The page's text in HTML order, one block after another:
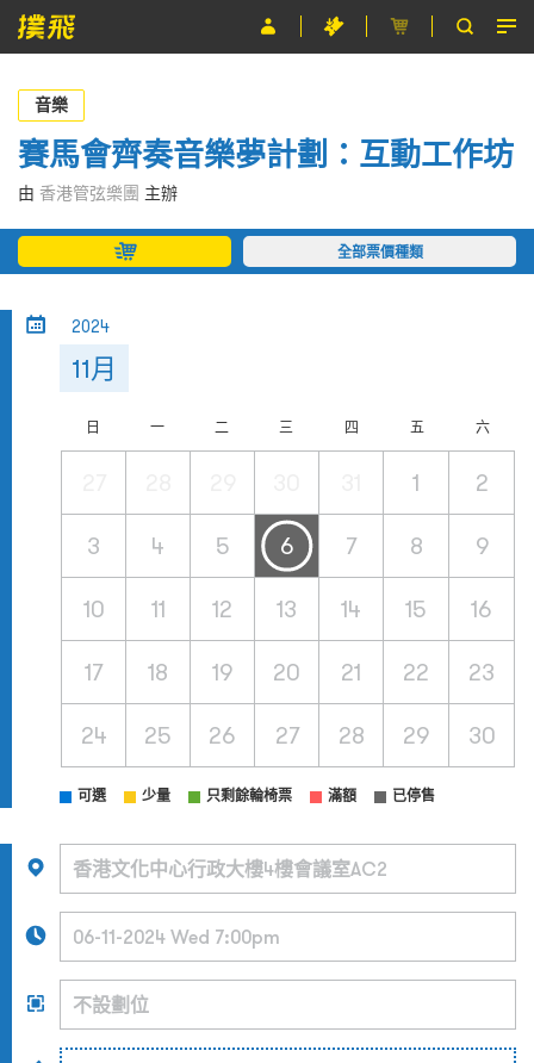
節目
主辦單位
關於撲飛
條款及細則
音樂
賽馬會齊奏音樂夢計劃：互動工作坊
由 香港管弦樂團 主辦
全部票價種類
2024
11月
日 一 二 三 四 五 六
1 2
3 4 5 6 7 8 9
10 11 12 13 14 15 16
17 18 19 20 21 22 23
24 25 26 27 28 29 30
可選 少量 只剩餘輪椅票 滿額 已停售